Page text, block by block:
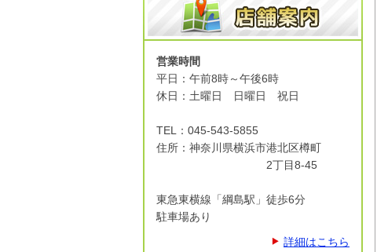
営業時間
平日：午前8時～午後6時
休日：土曜日 日曜日 祝日
TEL：045-543-5855
住所：神奈川県横浜市港北区樽町
2丁目8-45
東急東横線「綱島駅」徒歩6分
駐車場あり
詳細はこちら